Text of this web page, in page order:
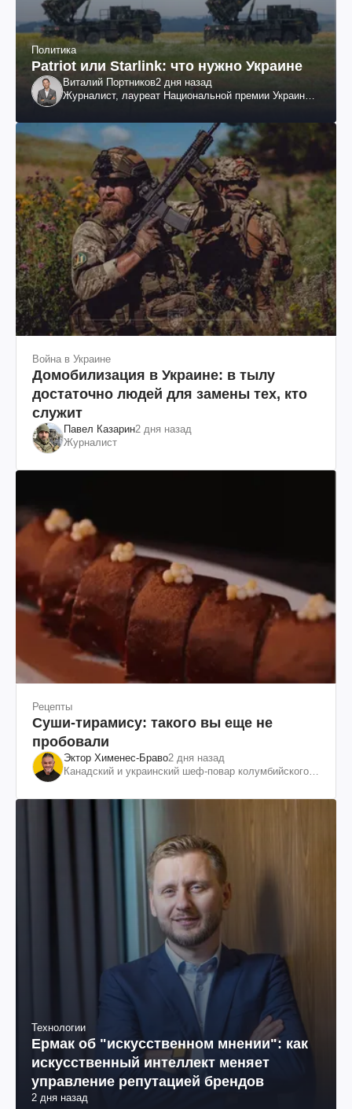
Политика
Patriot или Starlink: что нужно Украине
Виталий Портников2 дня назад
Журналист, лауреат Национальной премии Украины
Война в Украине
Домобилизация в Украине: в тылу
достаточно людей для замены тех, кто
служит
Павел Казарин2 дня назад
Журналист
Рецепты
Суши-тирамису: такого вы еще не
пробовали
Эктор Хименес-Браво2 дня назад
Канадский и украинский шеф-повар колумбийского
Технологии
Ермак об "искусственном мнении": как
искусственный интеллект меняет
управление репутацией брендов
2 дня назад